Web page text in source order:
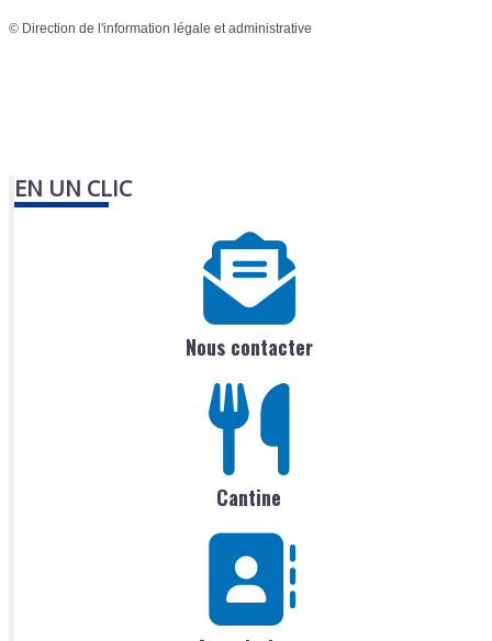
© Direction de l'information légale et administrative
EN UN CLIC
Nous contacter
Cantine